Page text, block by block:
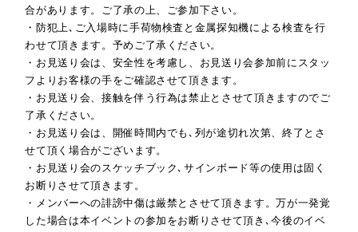
合があります。ご了承の上、ご参加下さい。
・防犯上､ご入場時に手荷物検査と金属探知機による検査を行
わせて頂きます。予めご了承ください。
・お見送り会は、安全性を考慮し、お見送り会参加前にスタッ
フよりお客様の手をご確認させて頂きます。
・お見送り会、接触を伴う行為は禁止とさせて頂きますのでご
了承ください。
・お見送り会は、開催時間内でも､列が途切れ次第、終了とさ
せて頂く場合がございます。
・お見送り会のスケッチブック､サインボード等の使用は固く
お断りさせて頂きます。
・メンバーへの誹謗中傷は厳禁とさせて頂きます。万が一発覚
した場合は本イベントの参加をお断りさせて頂き､今後のイベ